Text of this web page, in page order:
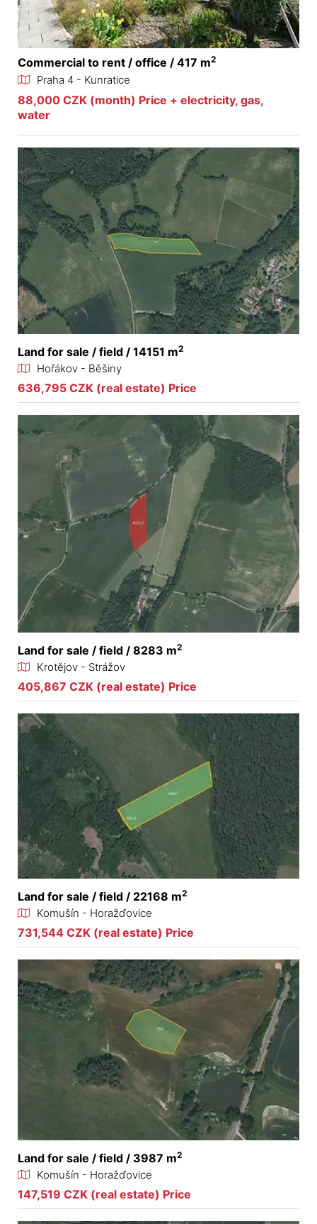
Commercial to rent / office / 417 m2
Praha 4 - Kunratice
88,000 CZK (month) Price + electricity, gas,
water
Land for sale / field / 14151 m2
Hořákov - Běšiny
636,795 CZK (real estate) Price
Land for sale / field / 8283 m2
Krotějov - Strážov
405,867 CZK (real estate) Price
Land for sale / field / 22168 m2
Komušín - Horažďovice
731,544 CZK (real estate) Price
Land for sale / field / 3987 m2
Komušín - Horažďovice
147,519 CZK (real estate) Price